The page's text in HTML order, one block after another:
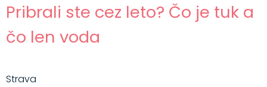
Pribrali ste cez leto? Čo je tuk a
čo len voda
Strava